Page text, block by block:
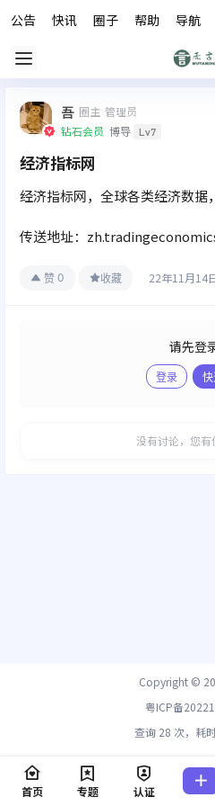
公告 快讯 圈子 帮助 导航
吾 圈主 管理员
钻石会员 博导 Lv7
经济指标网
经济指标网，全球各类经济数据
传送地址：
赞 0 收藏 22年11月14
请先登
登录
没有讨论，您有
Copyright ©
粤ICP备
查询 28 次，耗
首页 专题 认证